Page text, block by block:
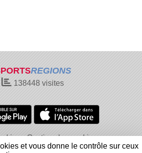
REGIONS
138448 visites
Gestion des cookies
Signaler un contenu inapproprié
et vous donne le contrôle sur ceux